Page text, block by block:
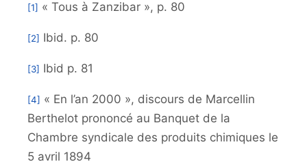
[1] « Tous à Zanzibar », p. 80
[2] Ibid. p. 80
[3] Ibid p. 81
[4] « En l’an 2000 », discours de Marcellin
Berthelot prononcé au Banquet de la
Chambre syndicale des produits chimiques le
5 avril 1894